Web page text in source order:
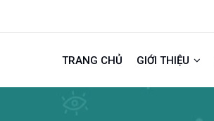
TRANG CHỦ GIỚI THIỆU